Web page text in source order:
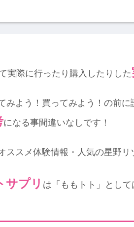
実際に行ったり購入したりした
みよう！買ってみよう！の前に
になる事間違いなしです！
ススメ体験情報・人気の星野
サプリ は「ももトト」として